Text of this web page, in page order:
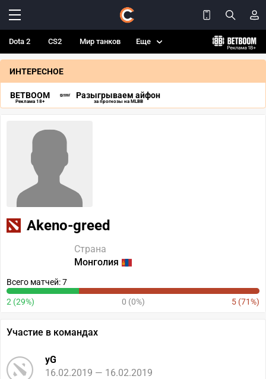
Dota 2 CS2 Мир танков Еще
ИНТЕРЕСНОЕ
BETBOOM
Реклама 18+
Разыгрываем айфон
за прогнозы на MLBB
Akeno-greed
Страна
Монголия
Всего матчей: 7
2 (29%) 0 (0%) 5 (71%)
Участие в командах
yG
16.02.2019 — 16.02.2019